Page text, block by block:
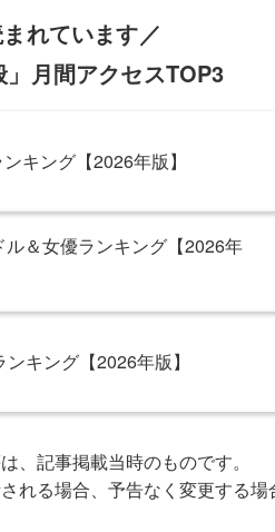
れています／
月間アクセスTOP3
キング【2026年版】
＆女優ランキング【2026年
キング【2026年版】
、記事掲載当時のものです。
る場合、予告なく変更する場